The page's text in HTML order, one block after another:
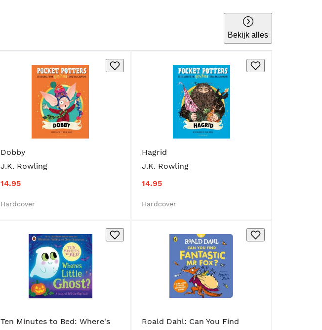
Bekijk alles
Dobby
J.K. Rowling
14.95
Hardcover
Hagrid
J.K. Rowling
14.95
Hardcover
Ten Minutes to Bed: Where's
Roald Dahl: Can You Find